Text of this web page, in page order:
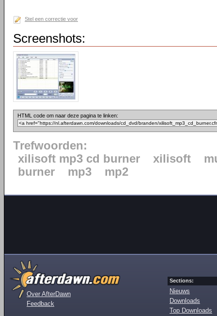
Stel een correctie voor
Screenshots:
HTML code om naar deze pagina te linken:
Trefwoorden:
xilisoft mp3 cd burner
xilisoft
burner
mp3 mp2
Over AfterDawn
Feedback
Sections:
Nieuws
Downloads
Top Downloads